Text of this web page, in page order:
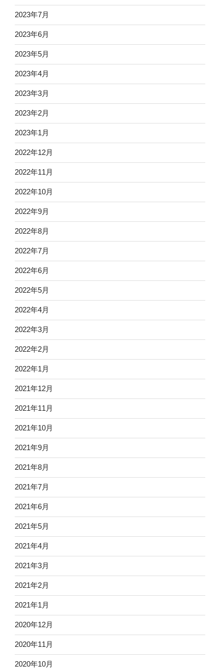
2023年7月
2023年6月
2023年5月
2023年4月
2023年3月
2023年2月
2023年1月
2022年12月
2022年11月
2022年10月
2022年9月
2022年8月
2022年7月
2022年6月
2022年5月
2022年4月
2022年3月
2022年2月
2022年1月
2021年12月
2021年11月
2021年10月
2021年9月
2021年8月
2021年7月
2021年6月
2021年5月
2021年4月
2021年3月
2021年2月
2021年1月
2020年12月
2020年11月
2020年10月